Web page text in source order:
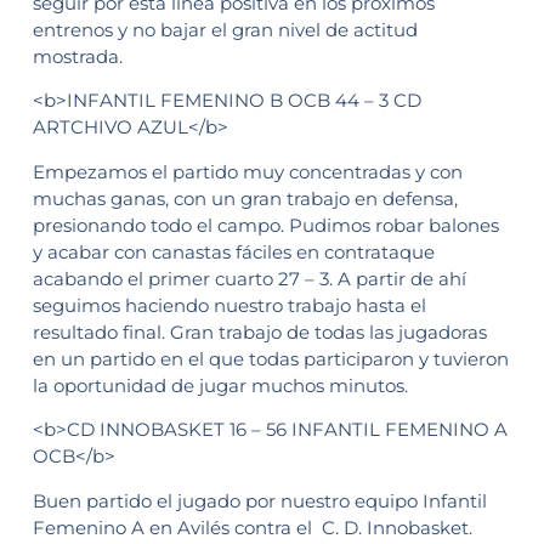
entrenos y no bajar el gran nivel de actitud
mostrada.
<b>INFANTIL FEMENINO B OCB 44 – 3 CD
ARTCHIVO AZUL</b>
Empezamos el partido muy concentradas y con
muchas ganas, con un gran trabajo en defensa,
presionando todo el campo. Pudimos robar balones
y acabar con canastas fáciles en contrataque
acabando el primer cuarto 27 – 3. A partir de ahí
seguimos haciendo nuestro trabajo hasta el
resultado final. Gran trabajo de todas las jugadoras
en un partido en el que todas participaron y tuvieron
la oportunidad de jugar muchos minutos.
<b>CD INNOBASKET 16 – 56 INFANTIL FEMENINO A
OCB</b>
Buen partido el jugado por nuestro equipo Infantil
Femenino A en Avilés contra el C. D. Innobasket.